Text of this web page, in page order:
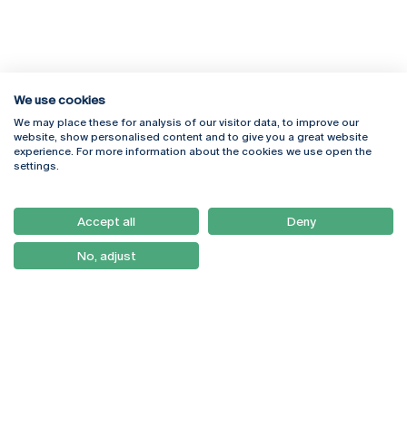
Rua Diogo Botelho 1327
4169-005 Porto
+351 226 196 240
Campus Online
Webmail
Como Chegar
Newsletter
We use cookies
We may place these for analysis of our visitor data, to improve our
website, show personalised content and to give you a great website
experience. For more information about the cookies we use open the
settings.
Accept all Deny
No, adjust